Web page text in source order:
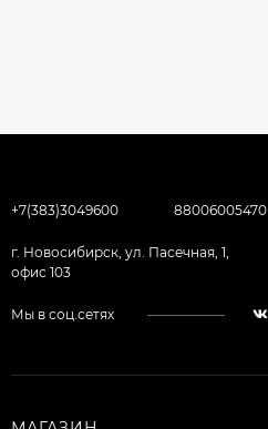
+7(383)3049600 88006005470
г. Новосибирск, ул. Пасечная, 1,
офис 103
Мы в соц.сетях